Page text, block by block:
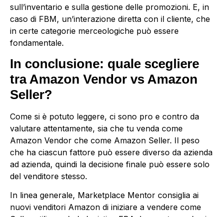
sull’inventario e sulla gestione delle promozioni. E, in
caso di FBM, un’interazione diretta con il cliente, che
in certe categorie merceologiche può essere
fondamentale.
In conclusione: quale scegliere
tra Amazon Vendor vs Amazon
Seller?
Come si è potuto leggere, ci sono pro e contro da
valutare attentamente, sia che tu venda come
Amazon Vendor che come Amazon Seller. Il peso
che ha ciascun fattore può essere diverso da azienda
ad azienda, quindi la decisione finale può essere solo
del venditore stesso.
In linea generale, Marketplace Mentor consiglia ai
nuovi venditori Amazon di iniziare a vendere come